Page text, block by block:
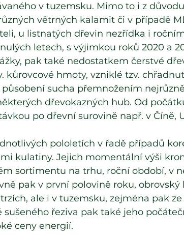
v tuzemsku. Mimo to i z
větrných kalamit či v případě
u listnatých dřevin nezřídka i
letech, s výjimkou roků 2020 a
pak také nedostatkem čerstvé
kůrovcové hmoty, vzniklé tzv.
sucha přemnožením
dřevokazných hub. Od
po dřevní surovině např. v Číně,
pololetích v řadě případů
kulatiny. Jejich momentální výši
sortimentu na trhu, roční období, v
pak v první polovině roku, obrovský
ale i v tuzemsku, zejména pak
sušeného řeziva pak také jeho
ceny energií.